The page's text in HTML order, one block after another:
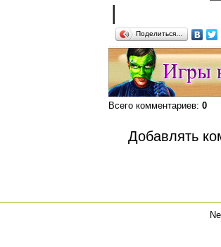
|
Поделиться…
Всего комментариев: 0
Добавлять